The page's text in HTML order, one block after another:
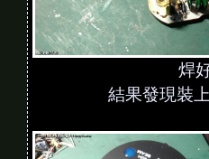
焊
結果發現裝